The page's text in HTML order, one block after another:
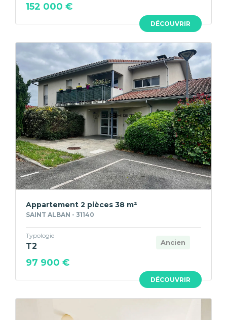
DÉCOUVRIR
152 000 €
DÉCOUVRIR
Appartement 2 pièces 38 m²
SAINT ALBAN - 31140
Ancien
Typologie
T2
97 900 €